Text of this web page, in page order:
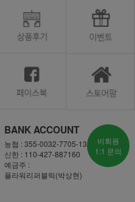
BANK ACCOUNT
농협 : 355-0032-7705-13
신한 : 110-427-887160
예금주 :
플라워리퍼블릭(박상현)
비회원
1:1 문의